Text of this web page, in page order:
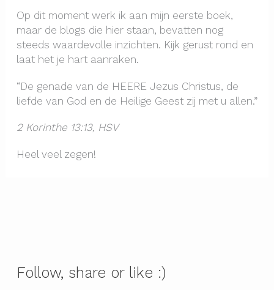
Op dit moment werk ik aan mijn eerste boek,
maar de blogs die hier staan, bevatten nog
steeds waardevolle inzichten. Kijk gerust rond en
laat het je hart aanraken.
“De genade van de HEERE Jezus Christus, de
liefde van God en de Heilige Geest zij met u allen.”
2 Korinthe 13:13, HSV
Heel veel zegen!
Follow, share or like :)